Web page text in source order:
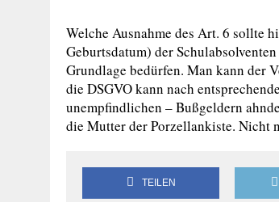
Welche Ausnahme des Art. 6 sollte
Geburtsdatum) der
Grundlage bedürfen. Man kann der
die DSGVO kann nach
unempfindlichen – Bußgeldern
die Mutter der Porzellankiste. Nicht
TEILEN